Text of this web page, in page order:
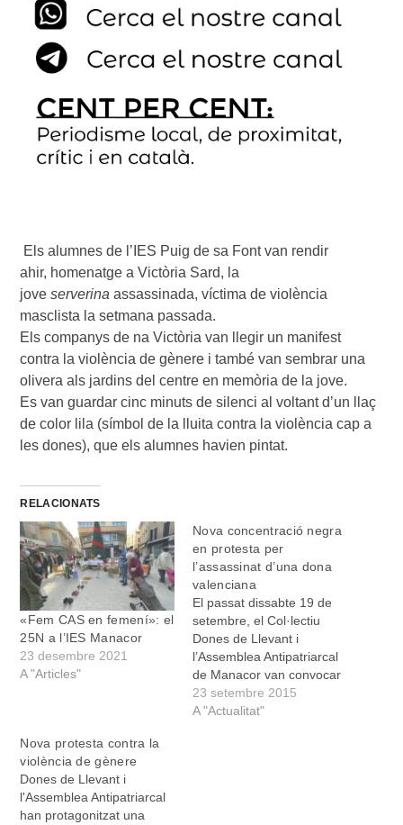
Els alumnes de l’IES Puig de sa Font van rendir
ahir, homenatge a Victòria Sard, la
joveserverina assassinada, víctima de violència
masclista la setmana passada.
Els companys de na Victòria van llegir un manifest
contra la violència de gènere i també van sembrar una
olivera als jardins del centre en memòria de la jove.
Es van guardar cinc minuts de silenci al voltant d’un llaç
de color lila (símbol de la lluita contra la violència cap a
les dones), que els alumnes havien pintat.
RELACIONATS
«Fem CAS en femení»: el
25N a l’IES Manacor
23 desembre 2021
A "Articles"
Nova concentració negra
en protesta per
l’assassinat d’una dona
valenciana
El passat dissabte 19 de
setembre, el Col·lectiu
Dones de Llevant i
l’Assemblea Antipatriarcal
de Manacor van convocar
un nou acte en protesta
per l’assassinat d’una
23 setembre 2015
A "Actualitat"
Nova protesta contra la
violència de gènere
Dones de Llevant i
l'Assemblea Antipatriarcal
han protagonitzat una